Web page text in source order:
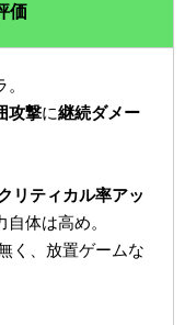
価
攻撃に継続ダメー
リティカル率アッ
体は高め。
く、放置ゲームな